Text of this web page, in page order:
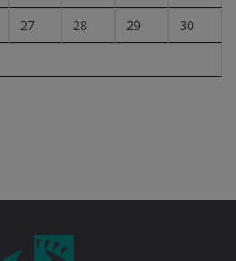
27 28 29 30